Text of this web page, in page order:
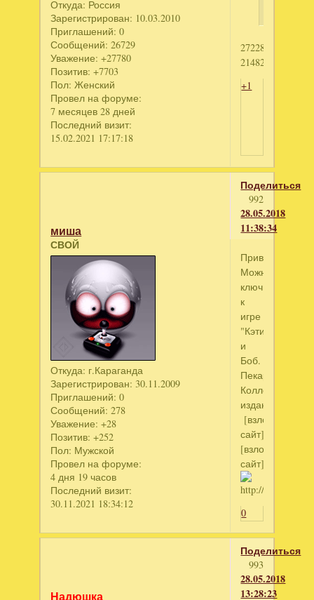
Откуда: Россия
Зарегистрирован: 10.03.2010
Приглашений: 0
Сообщений: 26729
Уважение: +27780
Позитив: +7703
Пол: Женский
Провел на форуме:
7 месяцев 28 дней
Последний визит:
15.02.2021 17:17:18
2722828957
2148281589
+1
Поделиться
992
28.05.2018
11:38:34
миша
СВОЙ
Откуда: г.Караганда
Зарегистрирован: 30.11.2009
Приглашений: 0
Сообщений: 278
Уважение: +28
Позитив: +252
Пол: Мужской
Провел на форуме:
4 дня 19 часов
Последний визит:
30.11.2021 18:34:12
Привет.
Можно
ключ
к
игре
"Кэти
и
Боб.
Пекарня.
Коллекционное
издание"
[взломанный
сайт]
[взломанный
сайт]
0
Поделиться
993
28.05.2018
13:28:23
Надюшка